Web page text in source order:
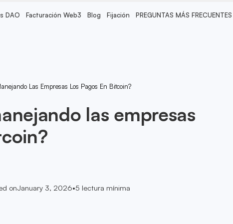
DAO Facturación Web3 Blog Fijación PREGUNTAS MÁS FRECUENTES
Las Empresas Los Pagos En Bitcoin?
las empresas
onJanuary 3, 2026•5 lectura mínima